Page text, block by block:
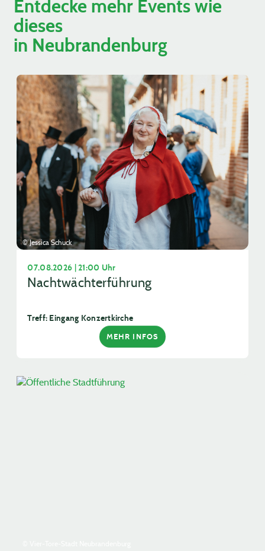
Entdecke mehr Events wie
dieses
in Neubrandenburg
© Jessica Schuck
07.08.2026 | 21:00 Uhr
Nachtwächterführung
Treff: Eingang Konzertkirche
MEHR INFOS